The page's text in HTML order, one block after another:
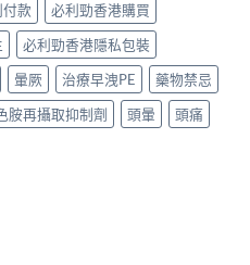
款
必利勁香港購買
必利勁香港隱私包裝
暈厥 治療早洩PE
藥物禁忌
胺再攝取抑制劑 頭暈
頭痛